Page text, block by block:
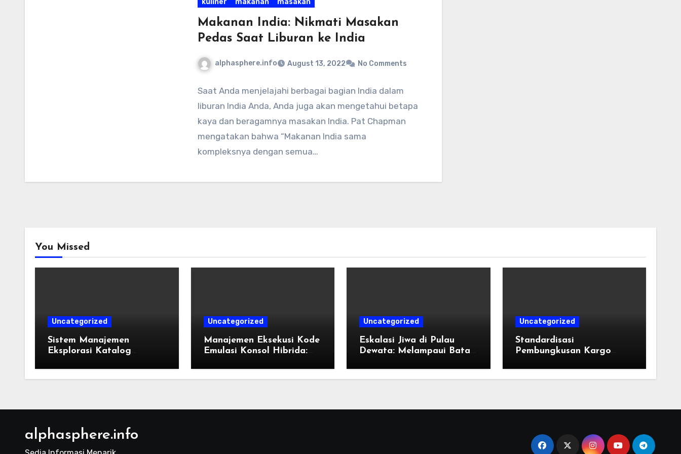
kuliner makanan masakan
Makanan India: Nikmati Masakan
Pedas Saat Liburan ke India
alphasphere.info August 13, 2022 No Comments
Saat Anda menjelajahi berbagai bagian India dalam
liburan India Anda, Anda juga akan mengetahui betapa
kaya dan beragamnya masakan India. Pat Chapman
mengatakan bahwa “Makanan India sama
kompleksnya dengan semua…
You Missed
Uncategorized
Sistem Manajemen
Eksplorasi Katalog
Generasi: Panduan
Uncategorized
Manajemen Eksekusi Kode
Emulasi Konsol Hibrida:
dan Rendisi Grafis
Uncategorized
Eskalasi Jiwa di Pulau
Dewata: Melampaui Batas
Tahun 2026
Uncategorized
Standardisasi
Pembungkusan Kargo
Tali Strapping Plastik
alphasphere.info